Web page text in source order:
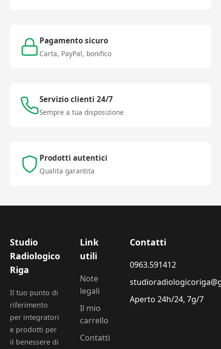
Pagamento sicuro
Carta, PayPal, bonifico
Servizio clienti 24/7
Sempre a tua disposizione
Prodotti autentici
Qualita garantita
Studio
Radiologico
Riga
Il tuo punto di
riferimento
per integratori
e prodotti per
il benessere di
Link
utili
Note
legali
Il mio
carrello
Contatti
Contatti
0963.591412
Aperto 24h/24, 7g/7